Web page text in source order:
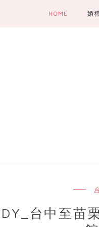
HOME 婚
台中至苗